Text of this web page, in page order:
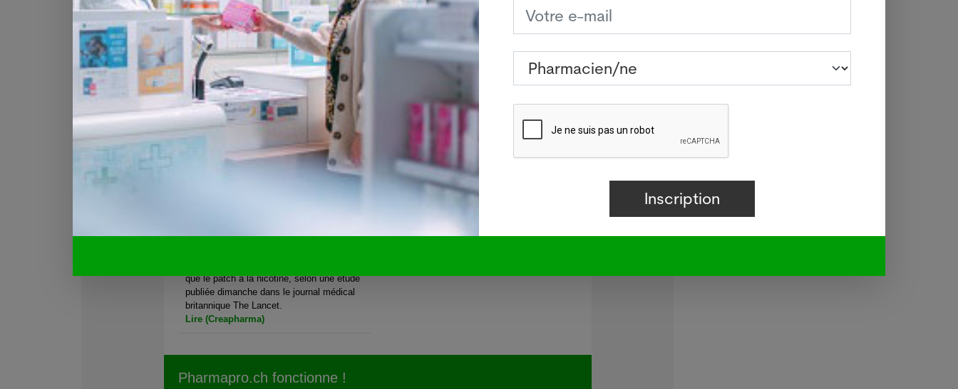
sans forcément stimuler l'érection.
Lire
Alzheimer
Lueurs d'espoir dans la maladie
d'Alzheimer
PARIS / LONDRES / WASHINGTON -
Enfin quelques bonnes nouvelles sur
Alzheimer : la fréquence de cette maladie
qui touche surtout les personnes âgées
pourrait être moindre que prévu à l'avenir.
arrêter
que le patch à la nicotine, selon une étude
publiée dimanche dans le journal médical
britannique The Lancet.
Lire (Creapharma)
Pharmapro.ch fonctionne !